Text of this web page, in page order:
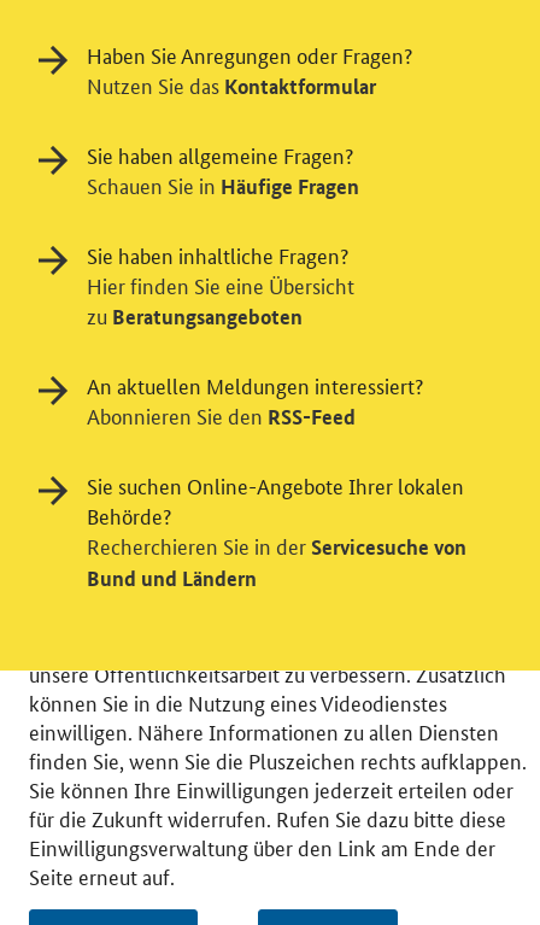
© 2026 Bundesministerium für Wirtschaft und Energie
RSS
Benutzerhinweise
Inhaltsverzeichnis
Impressum
Barrierefreiheit
Datenschutz
Einwilligungsverwaltung
Einwilligung in Tracking und / oder
Videodienst
Wir bitten Sie an dieser Stelle um Ihre Einwilligung für
verschiedene Zusatzdienste unserer Webseite: Wir
unsere Öffentlichkeitsarbeit zu verbessern. Zusätzlich
können Sie in die Nutzung eines Videodienstes
einwilligen. Nähere Informationen zu allen Diensten
finden Sie, wenn Sie die Pluszeichen rechts aufklappen.
Sie können Ihre Einwilligungen jederzeit erteilen oder
für die Zukunft widerrufen. Rufen Sie dazu bitte diese
Einwilligungsverwaltung über den Link am Ende der
Seite erneut auf.
Haben Sie Anregungen oder Fragen?
Nutzen Sie das Kontaktformular
Sie haben allgemeine Fragen?
Schauen Sie in Häufige Fragen
Sie haben inhaltliche Fragen?
Hier finden Sie eine Übersicht
zu Beratungsangeboten
An aktuellen Meldungen interessiert?
Abonnieren Sie den RSS-Feed
Sie suchen Online-Angebote Ihrer lokalen
Behörde?
Recherchieren Sie in der Servicesuche von
Bund und Ländern